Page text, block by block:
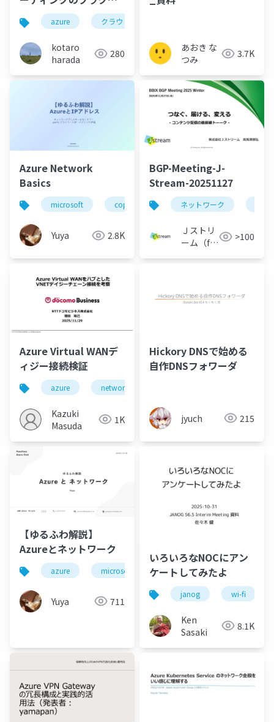
ィス
azure クラウド
kotaro
harada
280
あおき な
つみ
3.7K
Azure Network
Basics
microsoft copilot office agent
Yuya 2.8K
BGP-Meeting-J-
Stream-20251127
ネットワーク
Ｊストリ
ーム（for
>100
Azure Virtual WANデ
ィジー接続検証
azure network
Kazuki
Masuda
1K
Hickory DNSで始める
自作DNSフォワーダ
jyuch 215
【ゆるふわ解説】
Azureとネットワーク
azure microsoft
Yuya 711
いろいろなNOCにアン
ケートしてみたよ
janog wi-fi
Ken
Sasaki
8.1K